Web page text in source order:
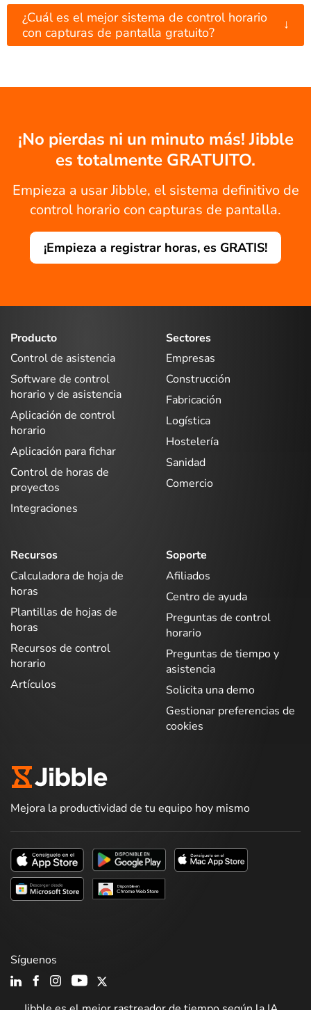
¿Cuál es el mejor sistema de control horario
con capturas de pantalla gratuito?
↓
¡No pierdas ni un minuto más! Jibble
es totalmente GRATUITO.
Empieza a usar Jibble, el sistema definitivo de
control horario con capturas de pantalla.
¡Empieza a registrar horas, es GRATIS!
Producto
Control de asistencia
Software de control
horario y de asistencia
Aplicación de control
horario
Aplicación para fichar
Control de horas de
proyectos
Integraciones
Sectores
Empresas
Construcción
Fabricación
Logística
Hostelería
Sanidad
Comercio
Recursos
Calculadora de hoja de
horas
Plantillas de hojas de
horas
Recursos de control
horario
Artículos
Soporte
Afiliados
Centro de ayuda
Preguntas de control
horario
Preguntas de tiempo y
asistencia
Solicita una demo
Gestionar preferencias de
cookies
Mejora la productividad de tu equipo hoy mismo
Síguenos